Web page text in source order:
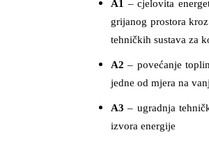
A1 – cjelovita
grijanog prostora
tehničkih sustava za
A2– povećanje
jedne od mjera na
A3– ugradnja
izvora energije